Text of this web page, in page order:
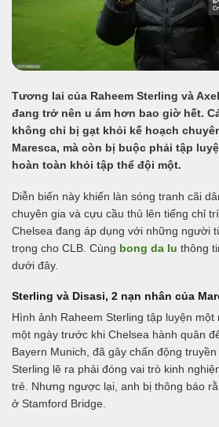
Tương lai của Raheem Sterling và
đang trở nên u ám hơn bao giờ hết.
không chỉ bị gạt khỏi kế hoạch
Maresca, mà còn bị buộc phải tập
hoàn toàn khỏi tập thể đội một.
Diễn biến này khiến làn sóng tranh cãi
chuyên gia và cựu cầu thủ lên tiếng chỉ
Chelsea đang áp dụng với những người
trọng cho CLB. Cùng bong da lu thông
dưới đây.
Sterling và Disasi, 2 nạn nhân của
Hình ảnh Raheem Sterling tập luyện
một ngày trước khi Chelsea hành quân
Bayern Munich, đã gây chấn động
Sterling lẽ ra phải đóng vai trò kinh
trẻ. Nhưng ngược lại, anh bị thông báo
ở Stamford Bridge.